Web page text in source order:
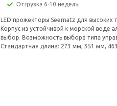
Отгрузка 6-10 недель
LED прожекторы Seematz для высоких
Корпус из устойчивой к морской воде
выбор. Возможность выбора типа
Стандартная длина: 273 мм, 351 мм,